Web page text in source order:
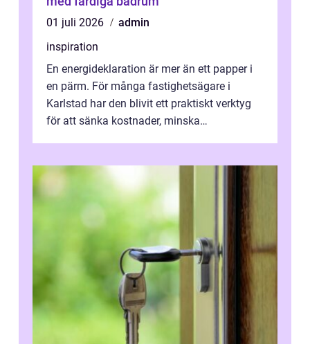
01 juli 2026
admin
inspiration
En energideklaration är mer än ett papper i
en pärm. För många fastighetsägare i
Karlstad har den blivit ett praktiskt verktyg
för att sänka kostnader, minska